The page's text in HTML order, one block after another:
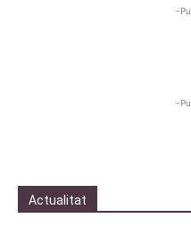
-
-
Actualitat